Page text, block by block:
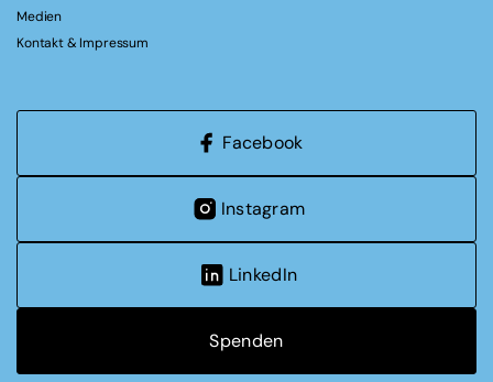
Medien
Kontakt & Impressum
Facebook
Instagram
LinkedIn
Spenden